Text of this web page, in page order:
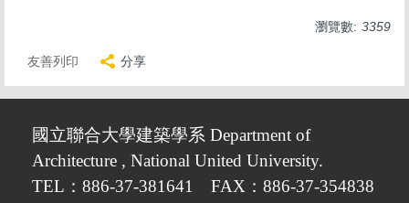
瀏覽數: 3359
友善列印 分享
國立聯合大學建築學系 Department of
Architecture , National United University.
TEL：886-37-381641 FAX：886-37-354838